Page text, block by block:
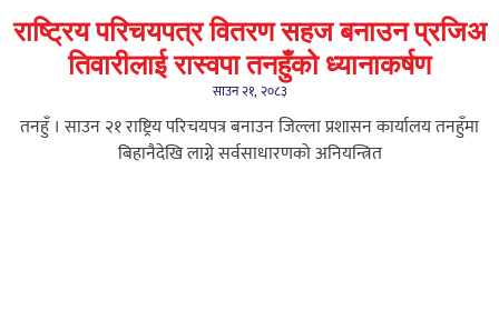
राष्ट्रिय परिचयपत्र वितरण सहज बनाउन प्रजिअ
तिवारीलाई रास्वपा तनहुँको ध्यानाकर्षण
साउन २१, २०८३
तनहुँ । साउन २१ राष्ट्रिय परिचयपत्र बनाउन जिल्ला प्रशासन कार्यालय तनहुँमा
बिहानैदेखि लाग्ने सर्वसाधारणको अनियन्त्रित